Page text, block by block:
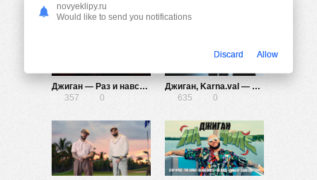
Джиган — Раз и навсегда
357
0
Джиган, Karna.val — Холодное сердце
635
0
novyeklipy.ru
Would like to send you notifications
Discard Allow